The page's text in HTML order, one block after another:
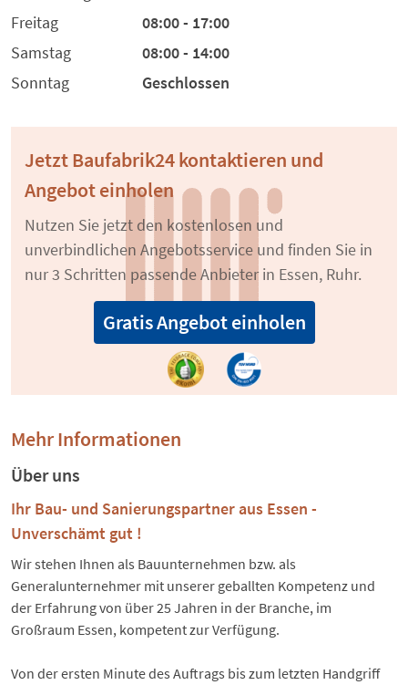
Freitag
08:00 - 17:00
Samstag
08:00 - 14:00
Sonntag
Geschlossen
Jetzt Baufabrik24 kontaktieren und
Angebot einholen
Nutzen Sie jetzt den kostenlosen und
unverbindlichen Angebotsservice und finden Sie in
nur 3 Schritten passende Anbieter in Essen, Ruhr.
Gratis Angebot einholen
Mehr Informationen
Über uns
Ihr Bau- und Sanierungspartner aus Essen -
Unverschämt gut !
Wir stehen Ihnen als Bauunternehmen bzw. als
Generalunternehmer mit unserer geballten Kompetenz und
der Erfahrung von über 25 Jahren in der Branche, im
Großraum Essen, kompetent zur Verfügung.
Von der ersten Minute des Auftrags bis zum letzten Handgriff